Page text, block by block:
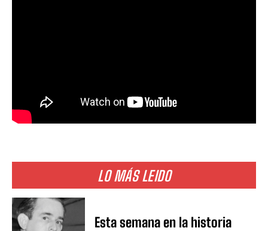
LO MÁS LEIDO
Esta semana en la historia